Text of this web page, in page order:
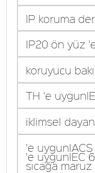
IP koruma
IP20 ön yüz
koruyucu
TH 'e
iklimsel
'e uygunIACS
'e uygunIEC
sıcağa maruz